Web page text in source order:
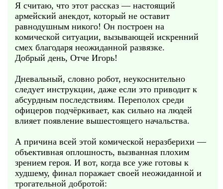
Я считаю, что этот рассказ — настоящий
армейский анекдот, который не оставит
равнодушным никого! Он построен на
комической ситуации, вызывающей искренний
смех благодаря неожиданной развязке.
Добрый день, Отче Игорь!
Дневальный, словно робот, неукоснительно
следует инструкции, даже если это приводит к
абсурдным последствиям. Переполох среди
офицеров подчёркивает, как сильно на людей
влияет появление вышестоящего начальства.
А причина всей этой комической неразберихи —
объективная оплошность, вызванная плохим
зрением героя. И вот, когда все уже готовы к
худшему, финал поражает своей неожиданной и
трогательной добротой: